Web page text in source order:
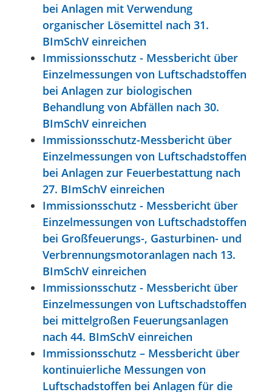
bei Anlagen mit Verwendung
organischer Lösemittel nach 31.
BImSchV einreichen
Immissionsschutz - Messbericht über
Einzelmessungen von Luftschadstoffen
bei Anlagen zur biologischen
Behandlung von Abfällen nach 30.
BImSchV einreichen
Immissionsschutz-Messbericht über
Einzelmessungen von Luftschadstoffen
bei Anlagen zur Feuerbestattung nach
27. BImSchV einreichen
Immissionsschutz - Messbericht über
Einzelmessungen von Luftschadstoffen
bei Großfeuerungs-, Gasturbinen- und
Verbrennungsmotoranlagen nach 13.
BImSchV einreichen
Immissionsschutz - Messbericht über
Einzelmessungen von Luftschadstoffen
bei mittelgroßen Feuerungsanlagen
nach 44. BImSchV einreichen
Immissionsschutz – Messbericht über
kontinuierliche Messungen von
Luftschadstoffen bei Anlagen für die